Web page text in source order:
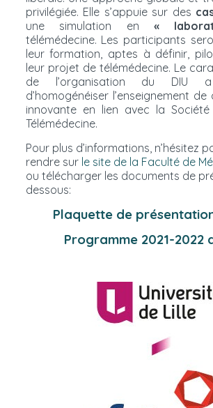
privilégiée. Elle s’appuie sur des
une simulation en «
télémédecine. Les participants
leur formation, aptes à définir,
leur projet de télémédecine. Le
de l’organisation du DIU
d’homogénéiser l’enseignement
innovante en lien avec la
Télémédecine.
Pour plus d’informations, n’hésitez
rendre sur le site de la Faculté de
ou télécharger les documents de
dessous:
Plaquette de
Programme 2021-2022